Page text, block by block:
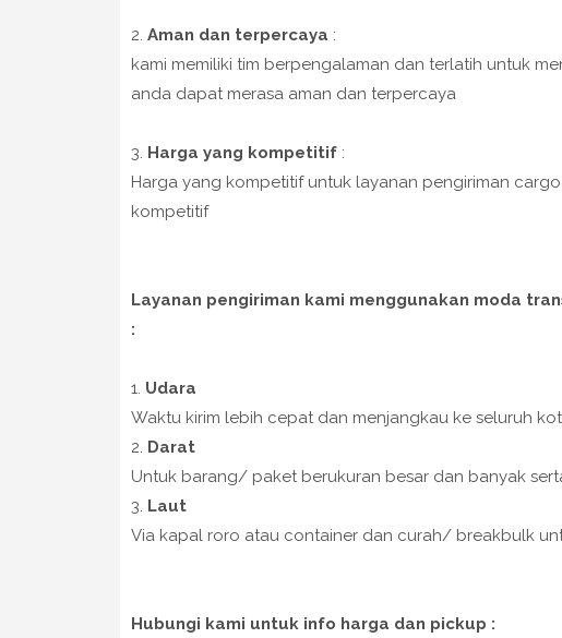
2. Aman dan terpercaya :
kami memiliki tim berpengalaman dan terlatih untuk
anda dapat merasa aman dan terpercaya
3. Harga yang kompetitif:
Harga yang kompetitif untuk layanan pengiriman
kompetitif
Layanan pengiriman kami menggunakan moda
:
1. Udara
Waktu kirim lebih cepat dan menjangkau ke seluruh
2. Darat
Untuk barang/ paket berukuran besar dan banyak
3. Laut
Via kapal roro atau container dan curah/ breakbulk
Hubungi kami untuk info harga dan pickup :